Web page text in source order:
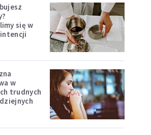
się w
w
trudnych